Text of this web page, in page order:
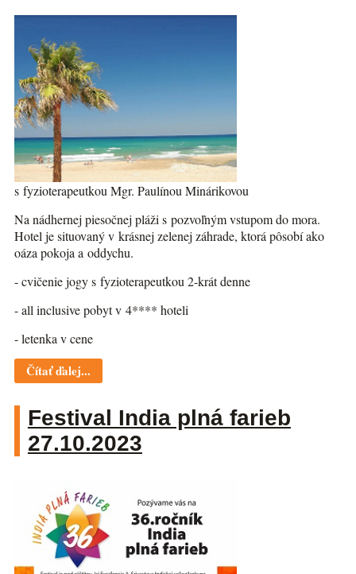
s fyzioterapeutkou Mgr. Paulínou Minárikovou
Na nádhernej piesočnej pláži s pozvoľným vstupom do mora.
Hotel je situovaný v krásnej zelenej záhrade, ktorá pôsobí ako
oáza pokoja a oddychu.
- cvičenie jogy s fyzioterapeutkou 2-krát denne
- all inclusive pobyt v 4**** hoteli
- letenka v cene
Čítať ďalej...
Festival India plná farieb
27.10.2023